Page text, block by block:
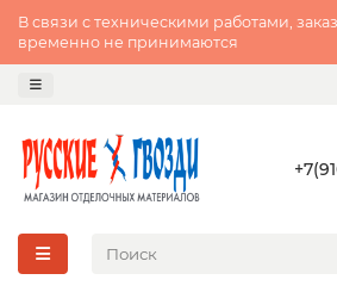
В связи с техническими работами,
временно не принимаются